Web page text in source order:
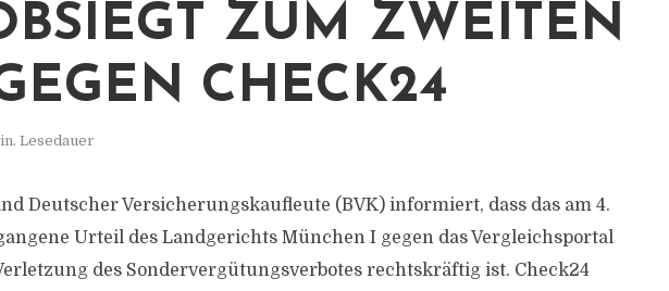
ZUM ZWEITEN
CHECK24
Lesedauer
Deutscher Versicherungskaufleute (BVK) informiert, dass das am 4.
Urteil des Landgerichts München I gegen das Vergleichsportal
des Sondervergütungsverbotes rechtskräftig ist. Check24